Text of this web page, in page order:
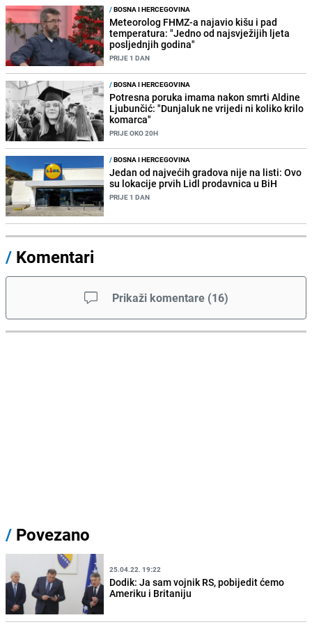
/BOSNA I HERCEGOVINA
Meteorolog FHMZ-a najavio kišu i pad
temperatura: "Jedno od najsvježijih ljeta
posljednjih godina"
PRIJE 1 DAN
/BOSNA I HERCEGOVINA
Potresna poruka imama nakon smrti Aldine
Ljubunčić: "Dunjaluk ne vrijedi ni koliko krilo
komarca"
PRIJE OKO 20H
/BOSNA I HERCEGOVINA
Jedan od najvećih gradova nije na listi: Ovo
su lokacije prvih Lidl prodavnica u BiH
PRIJE 1 DAN
/ Komentari
Prikaži komentare (16)
/ Povezano
25.04.22. 19:22
Dodik: Ja sam vojnik RS, pobijedit ćemo
Ameriku i Britaniju